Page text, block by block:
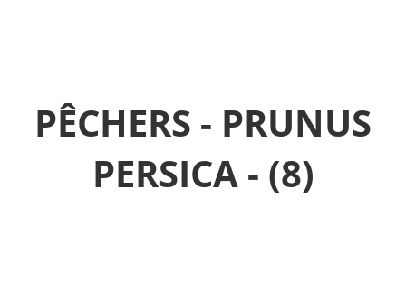
PÊCHERS - PRUNUS
PERSICA - (8)